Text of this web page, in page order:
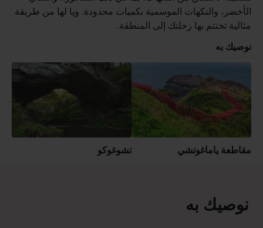
الأخضر، والنكهات الموسمية بكميات محدودة. ويا لها من طريقة
مثالية تختتم بها رحلتك إلى المنطقة.
نوصيك به
مقاطعة ياماغوتشي تشوغوكو
نوصيك به